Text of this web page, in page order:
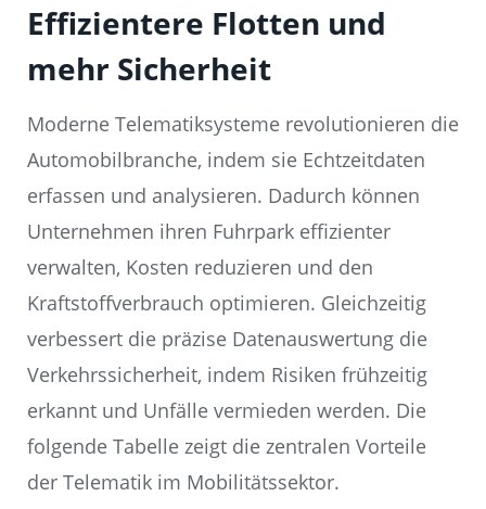
Effizientere Flotten und
mehr Sicherheit
Moderne Telematiksysteme revolutionieren die
Automobilbranche, indem sie Echtzeitdaten
erfassen und analysieren. Dadurch können
Unternehmen ihren Fuhrpark effizienter
verwalten, Kosten reduzieren und den
Kraftstoffverbrauch optimieren. Gleichzeitig
verbessert die präzise Datenauswertung die
Verkehrssicherheit, indem Risiken frühzeitig
erkannt und Unfälle vermieden werden. Die
folgende Tabelle zeigt die zentralen Vorteile
der Telematik im Mobilitätssektor.